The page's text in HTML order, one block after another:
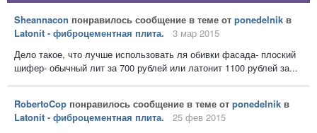
Sheannacon понравилось сообщение в теме от ponedelnik в
Latonit - фиброцементная плита.
3 мар 2015
Дело такое, что лучше использовать ля обивки фасада- плоский
шифер- обычный лит за 700 рублей или латонит 1100 рублей за...
RobertoCop понравилось сообщение в теме от ponedelnik в
Latonit - фиброцементная плита.
25 фев 2015